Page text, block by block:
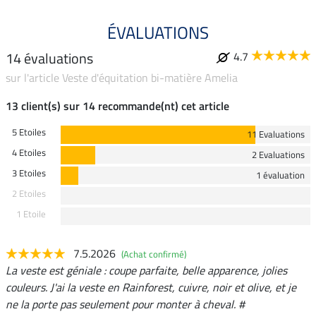
ÉVALUATIONS
14 évaluations
4.7
sur l'article Veste d'équitation bi-matière Amelia
13 client(s) sur 14 recommande(nt) cet article
5 Etoiles
11 Evaluations
4 Etoiles
2 Evaluations
3 Etoiles
1 évaluation
2 Etoiles
1 Etoile
7.5.2026 (Achat confirmé)
La veste est géniale : coupe parfaite, belle apparence, jolies
couleurs. J'ai la veste en Rainforest, cuivre, noir et olive, et je
ne la porte pas seulement pour monter à cheval. #